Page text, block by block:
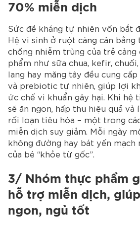
70% miễn dịch
Sức đề kháng tự nhiên vốn bắt
Hệ vi sinh ở ruột càng cân bằng
chống nhiễm trùng của trẻ càng
phẩm như sữa chua, kefir,
lang hay măng tây đều cung
và prebiotic tự nhiên, giúp lợi
ức chế vi khuẩn gây hại. Khi hệ
sẽ ăn ngon, hấp thu hiệu quả
rối loạn tiêu hóa – một trong
miễn dịch suy giảm. Mỗi ngày
không đường hay bát yến mạch
của bé “khỏe từ gốc”.
3/ Nhóm thực phẩm
hỗ trợ miễn dịch,
ngon, ngủ tốt